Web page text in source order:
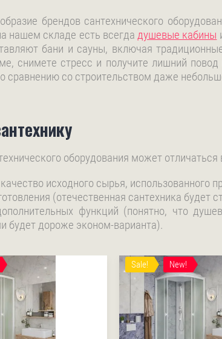
брендов сантехнического
нашем складе есть всегдадушевые кабины
бани и сауны, включая
снимете стресс и получите лишний
сравнению со строительством даже
оборудования может
исходного сырья, использованного
(отечественная сантехника
функций (понятно, что
будет дороже эконом-варианта).
Sale! New!